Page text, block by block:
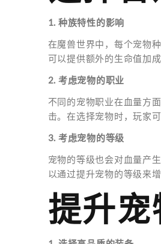
1. 种族特性的影响
在魔兽世界中，每个宠物
可以提供额外的生命值加
2. 考虑宠物的职业
不同的宠物职业在血量方
击。在选择宠物时，玩家
3. 考虑宠物的等级
宠物的等级也会对血量产
以通过提升宠物的等级来
提升